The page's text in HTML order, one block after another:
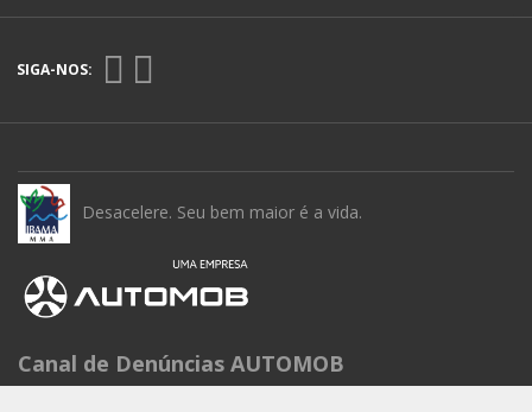
SIGA-NOS:
Desacelere. Seu bem maior é a vida.
Canal de Denúncias AUTOMOB